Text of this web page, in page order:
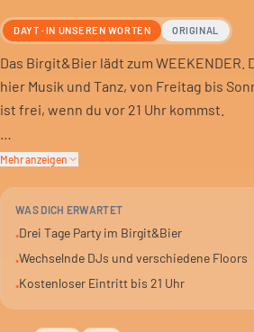
DAYT · IN UNSEREN WORTEN ORIGINAL
Das Birgit&Bier lädt zum WEEKENDER.
hier Musik und Tanz, von Freitag bis
ist frei, wenn du vor 21 Uhr kommst.
Freitag startet die Clubnacht, Samstag
Namen stehen auf dem Programm vor
Neues zu entdecken.
und die Mischung aus Bar und Club. Ein
Mehr anzeigen
WAS DICH ERWARTET
•Drei Tage Party im Birgit&Bier
•Wechselnde DJs und verschiedene Floors
•Kostenloser Eintritt bis 21 Uhr